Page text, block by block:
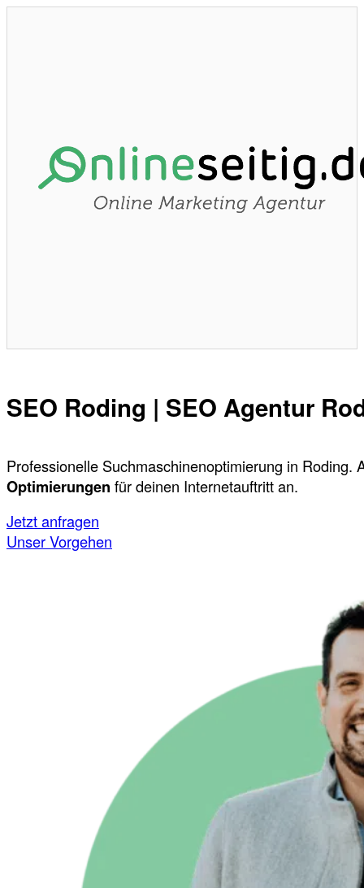
SEO Roding | SEO Agentur
Professionelle Suchmaschinenoptimierung in
Optimierungen für deinen Internetauftritt an.
Jetzt anfragen
Unser Vorgehen